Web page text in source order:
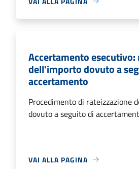
Accertamento esecutivo:
dell'importo dovuto a
accertamento
Procedimento di rateizzazione
dovuto a seguito di
VAI ALLA PAGINA